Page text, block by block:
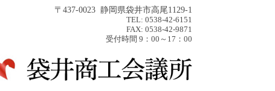
〒437-0023 静岡県袋井市高尾1129-1
TEL: 0538-42-6151
FAX: 0538-42-9871
受付時間 9：00～17：00